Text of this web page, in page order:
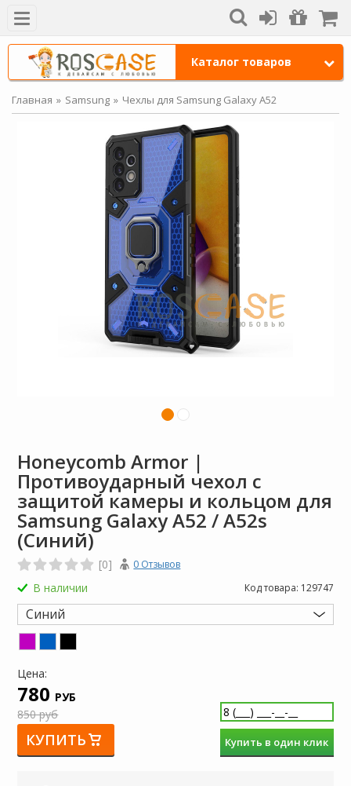
Каталог товаров
Главная Samsung Чехлы для Samsung Galaxy A52
Honeycomb Armor |
Противоударный чехол с
защитой камеры и кольцом для
Samsung Galaxy A52 / A52s
(Синий)
[0] 0 Отзывов
В наличии Код товара: 129747
Синий
Цена:
780 РУБ
850 руб
КУПИТЬ Купить в один клик